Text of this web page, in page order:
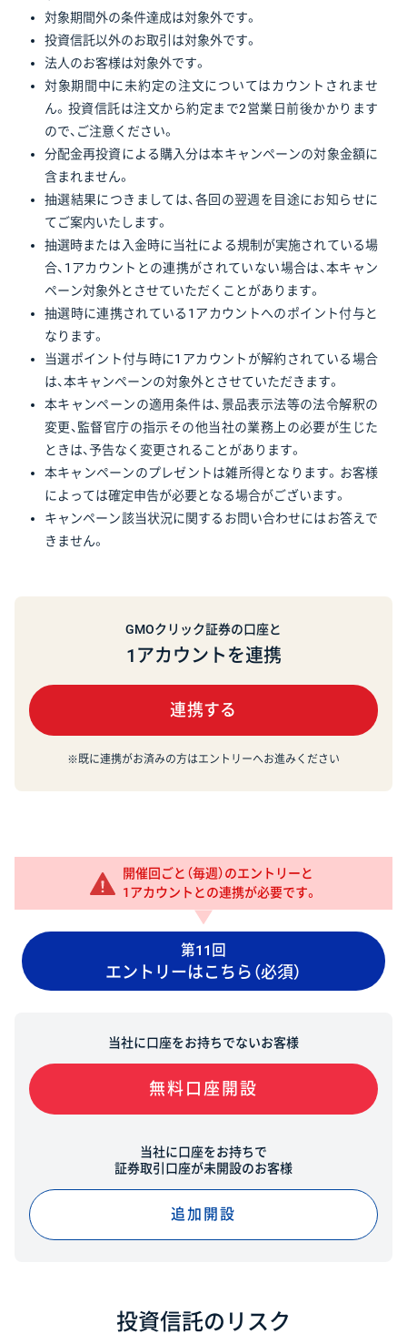
対象期間外の条件達成は対象外です。
投資信託以外のお取引は対象外です。
法人のお客様は対象外です。
対象期間中に未約定の注文についてはカウントされませ
ん。投資信託は注文から約定まで2営業日前後かかります
ので、ご注意ください。
分配金再投資による購入分は本キャンペーンの対象金額に
含まれません。
抽選結果につきましては、各回の翌週を目途にお知らせに
てご案内いたします。
抽選時または入金時に当社による規制が実施されている場
合、1アカウントとの連携がされていない場合は、本キャン
ペーン対象外とさせていただくことがあります。
抽選時に連携されている1アカウントへのポイント付与と
なります。
当選ポイント付与時に1アカウントが解約されている場合
は、本キャンペーンの対象外とさせていただきます。
本キャンペーンの適用条件は、景品表示法等の法令解釈の
変更、監督官庁の指示その他当社の業務上の必要が生じた
ときは、予告なく変更されることがあります。
本キャンペーンのプレゼントは雑所得となります。お客様
によっては確定申告が必要となる場合がございます。
キャンペーン該当状況に関するお問い合わせにはお答えで
きません。
GMOクリック証券の口座と
1アカウントを連携
連携する
※既に連携がお済みの方はエントリーへお進みください
開催回ごと（毎週）のエントリーと
1アカウントとの連携が必要です。
第11回
エントリーはこちら（必須）
当社に口座をお持ちでないお客様
無料口座開設
当社に口座をお持ちで
証券取引口座が未開設のお客様
追加開設
投資信託のリスク